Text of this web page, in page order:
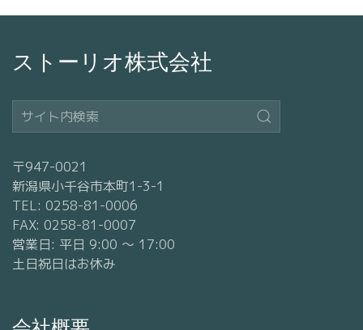
ストーリオ株式会社
〒947-0021
新潟県小千谷市本町1-3-1
TEL: 0258-81-0006
FAX: 0258-81-0007
営業日: 平日 9:00 〜 17:00
土日祝日はお休み